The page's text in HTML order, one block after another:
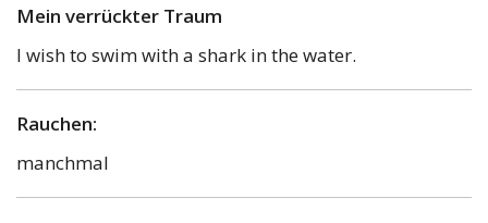
Mein verrückter Traum
I wish to swim with a shark in the water.
Rauchen:
manchmal